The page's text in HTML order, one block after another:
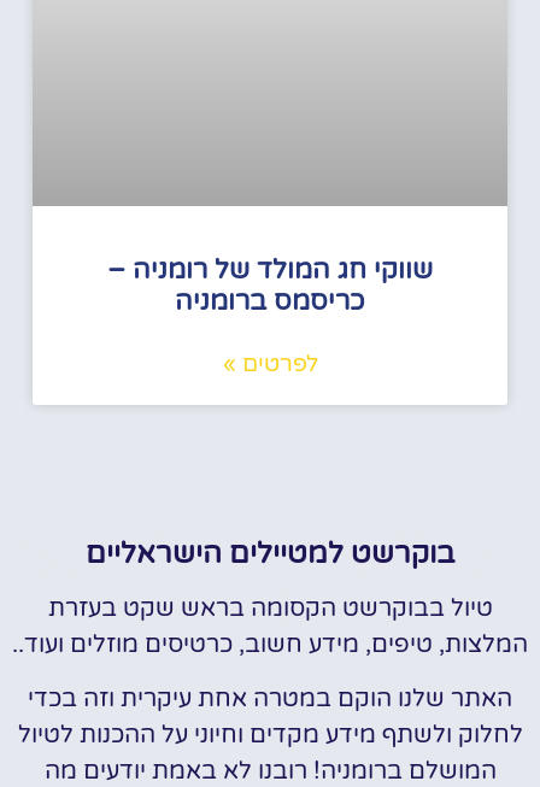
שווקי חג המולד של רומניה –
כריסמס ברומניה
לפרטים »
בוקרשט למטיילים הישראליים
טיול בבוקרשט הקסומה בראש שקט בעזרת
המלצות, טיפים, מידע חשוב, כרטיסים מוזלים ועוד..
האתר שלנו הוקם במטרה אחת עיקרית וזה בכדי
לחלוק ולשתף מידע מקדים וחיוני על ההכנות לטיול
המושלם ברומניה! רובנו לא באמת יודעים מה